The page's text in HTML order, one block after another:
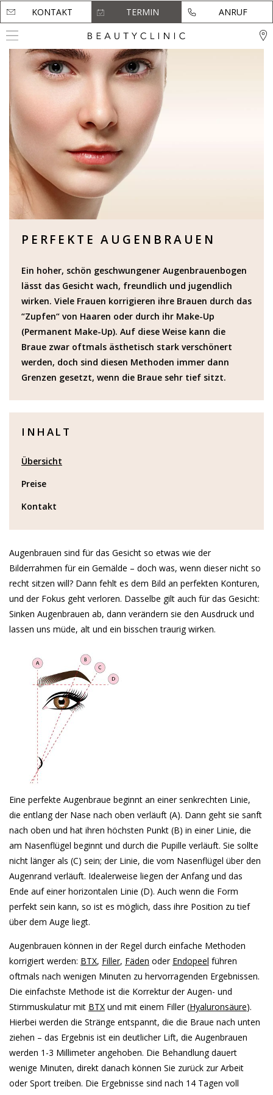
KONTAKT TERMIN ANRUF
KONTAKT TERMIN ANRUF
PERFEKTE AUGENBRAUEN
Ein hoher, schön geschwungener Augenbrauenbogen
lässt das Gesicht wach, freundlich und jugendlich
wirken. Viele Frauen korrigieren ihre Brauen durch das
“Zupfen“ von Haaren oder durch ihr Make-Up
(Permanent Make-Up). Auf diese Weise kann die
Braue zwar oftmals ästhetisch stark verschönert
werden, doch sind diesen Methoden immer dann
Grenzen gesetzt, wenn die Braue sehr tief sitzt.
INHALT
Übersicht
Preise
Kontakt
Augenbrauen sind für das Gesicht so etwas wie der
Bilderrahmen für ein Gemälde – doch was, wenn dieser nicht so
recht sitzen will? Dann fehlt es dem Bild an perfekten Konturen,
und der Fokus geht verloren. Dasselbe gilt auch für das Gesicht:
Sinken Augenbrauen ab, dann verändern sie den Ausdruck und
lassen uns müde, alt und ein bisschen traurig wirken.
Eine perfekte Augenbraue beginnt an einer senkrechten Linie,
die entlang der Nase nach oben verläuft (A). Dann geht sie sanft
nach oben und hat ihren höchsten Punkt (B) in einer Linie, die
am Nasenflügel beginnt und durch die Pupille verläuft. Sie sollte
nicht länger als (C) sein; der Linie, die vom Nasenflügel über den
Augenrand verläuft. Idealerweise liegen der Anfang und das
Ende auf einer horizontalen Linie (D). Auch wenn die Form
perfekt sein kann, so ist es möglich, dass ihre Position zu tief
über dem Auge liegt.
Augenbrauen können in der Regel durch einfache Methoden
korrigiert werden: BTX, Filler, Fäden oder Endopeel führen
oftmals nach wenigen Minuten zu hervorragenden Ergebnissen.
Die einfachste Methode ist die Korrektur der Augen- und
Stirnmuskulatur mit BTX und mit einem Filler (Hyaluronsäure).
Hierbei werden die Stränge entspannt, die die Braue nach unten
ziehen – das Ergebnis ist ein deutlicher Lift, die Augenbrauen
werden 1-3 Millimeter angehoben. Die Behandlung dauert
wenige Minuten, direkt danach können Sie zurück zur Arbeit
oder Sport treiben. Die Ergebnisse sind nach 14 Tagen voll